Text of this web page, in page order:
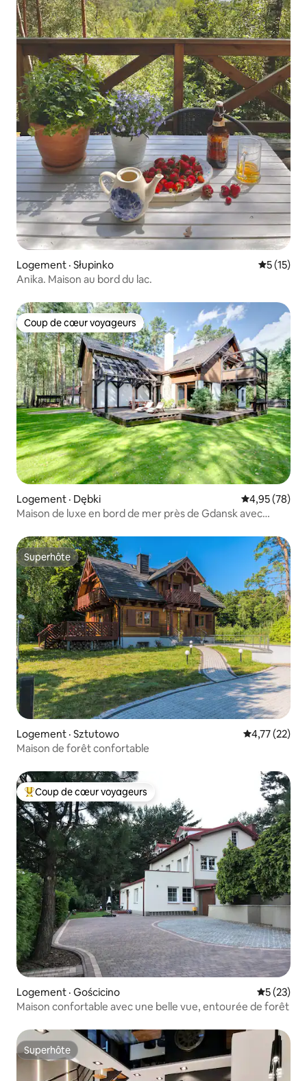
Logement · Słupinko Note
5 (15)
Anika. Maison au bord du lac.
Coup de cœur voyageurs
Coup de cœur voyageurs
Logement · Dębki Note
4,95 (78)
Maison de luxe en bord de mer près de Gdansk avec
Superhôte
Superhôte
Logement · Sztutowo Note
4,77 (22)
Maison de forêt confortable
Coup de cœur voyageurs parmi les plus aimés
Coup de cœur voyageurs
Logement · Gościcino Note
5 (23)
Maison confortable avec une belle vue, entourée de forêt
Superhôte
Superhôte